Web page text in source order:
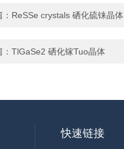
ReSSe crystals 硒化硫铼晶体
TlGaSe2 硒化镓Tuo晶体
快速链接